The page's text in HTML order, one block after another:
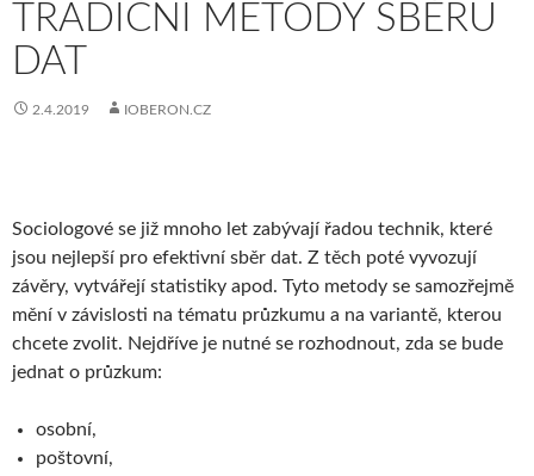
TRADIČNÍ METODY SBĚRU
DAT
2.4.2019 IOBERON.CZ
Sociologové se již mnoho let zabývají řadou technik, které
jsou nejlepší pro efektivní sběr dat. Z těch poté vyvozují
závěry, vytvářejí statistiky apod. Tyto metody se samozřejmě
mění v závislosti na tématu průzkumu a na variantě, kterou
chcete zvolit. Nejdříve je nutné se rozhodnout, zda se bude
jednat o průzkum:
osobní,
poštovní,